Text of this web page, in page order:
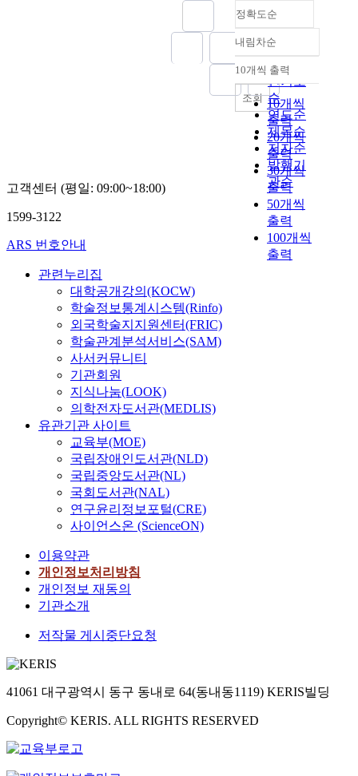
정확도순
정확도
순
인기도
순
연도순
제목순
저자순
발행기
관순
내림차순
내림차순
10개씩 출력
10개씩
출력
20개씩
출력
30개씩
출력
50개씩
출력
100개씩
출력
조회
고객센터 (평일: 09:00~18:00)
1599-3122
ARS 번호안내
관련누리집
대학공개강의(KOCW)
학술정보통계시스템(Rinfo)
외국학술지지원센터(FRIC)
학술관계분석서비스(SAM)
사서커뮤니티
기관회원
지식나눔(LOOK)
의학전자도서관(MEDLIS)
유관기관 사이트
교육부(MOE)
국립장애인도서관(NLD)
국립중앙도서관(NL)
국회도서관(NAL)
연구윤리정보포털(CRE)
사이언스온 (ScienceON)
이용약관
개인정보처리방침
개인정보 재동의
기관소개
저작물 게시중단요청
41061 대구광역시 동구 동내로 64(동내동1119) KERIS빌딩
Copyright© KERIS. ALL RIGHTS RESERVED